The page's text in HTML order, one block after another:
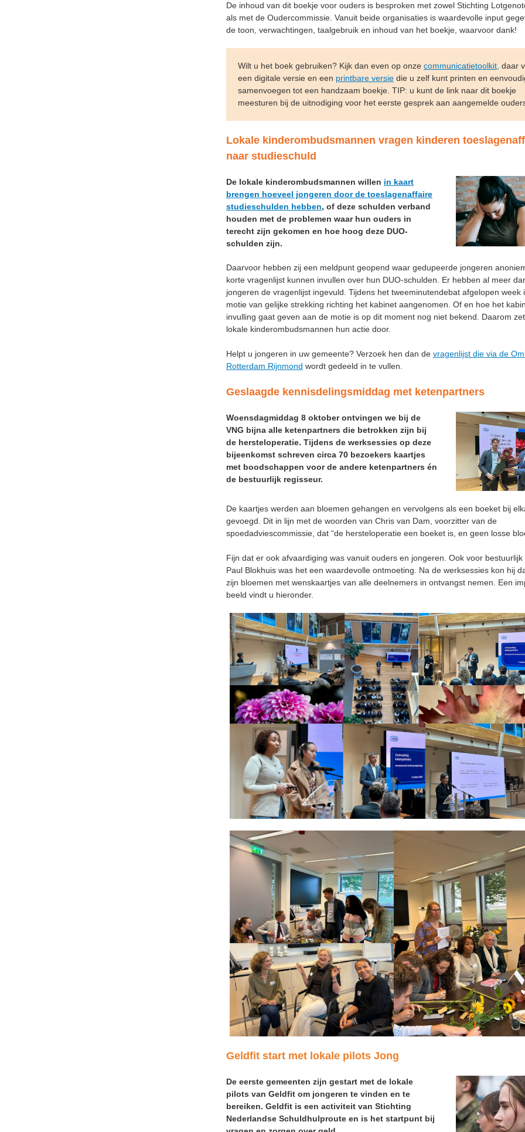
De inhoud van dit boekje voor ouders is besproken met zowel Stichting
als met de Oudercommissie. Vanuit beide organisaties is waardevolle input
de toon, verwachtingen, taalgebruik en inhoud van het boekje, waarvoor dank!
Wilt u het boek gebruiken? Kijk dan even op onze communicatietoolkit, daar
een digitale versie en een printbare versie die u zelf kunt printen en
samenvoegen tot een handzaam boekje. TIP: u kunt de link naar dit boekje
meesturen bij de uitnodiging voor het eerste gesprek aan aangemelde
Lokale kinderombudsmannen vragen kinderen
naar studieschuld
De lokale kinderombudsmannen willen in kaart
brengen hoeveel jongeren door de toeslagenaffaire
studieschulden hebben, of deze schulden verband
houden met de problemen waar hun ouders in
terecht zijn gekomen en hoe hoog deze DUO-
schulden zijn.
Daarvoor hebben zij een meldpunt geopend waar gedupeerde jongeren
korte vragenlijst kunnen invullen over hun DUO-schulden. Er hebben al meer
jongeren de vragenlijst ingevuld. Tijdens het tweeminutendebat afgelopen week
motie van gelijke strekking richting het kabinet aangenomen. Of en hoe het
invulling gaat geven aan de motie is op dit moment nog niet bekend. Daarom
lokale kinderombudsmannen hun actie door.
Helpt u jongeren in uw gemeente? Verzoek hen dan de vragenlijst die via de
Rotterdam Rijnmond wordt gedeeld in te vullen.
Geslaagde kennisdelingsmiddag met ketenpartners
Woensdagmiddag 8 oktober ontvingen we bij de
VNG bijna alle ketenpartners die betrokken zijn bij
de hersteloperatie. Tijdens de werksessies op deze
bijeenkomst schreven circa 70 bezoekers kaartjes
met boodschappen voor de andere ketenpartners én
de bestuurlijk regisseur.
De kaartjes werden aan bloemen gehangen en vervolgens als een boeket bij
gevoegd. Dit in lijn met de woorden van Chris van Dam, voorzitter van de
spoedadviescommissie, dat “de hersteloperatie een boeket is, en geen losse
Fijn dat er ook afvaardiging was vanuit ouders en jongeren. Ook voor
Paul Blokhuis was het een waardevolle ontmoeting. Na de werksessies kon hij
zijn bloemen met wenskaartjes van alle deelnemers in ontvangst nemen. Een
beeld vindt u hieronder.
Geldfit start met lokale pilots Jong
De eerste gemeenten zijn gestart met de lokale
pilots van Geldfit om jongeren te vinden en te
bereiken. Geldfit is een activiteit van Stichting
Nederlandse Schuldhulproute en is het startpunt bij